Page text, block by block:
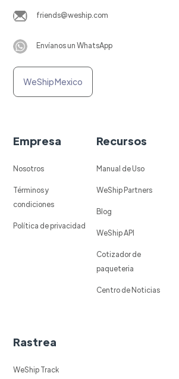
friends@weship.com
Envíanos un WhatsApp
WeShip Mexico
Empresa
Nosotros
Términos y
condiciones
Política de privacidad
Recursos
Manual de Uso
WeShip Partners
Blog
WeShip API
Cotizador de
paqueteria
Centro de Noticias
Rastrea
WeShip Track